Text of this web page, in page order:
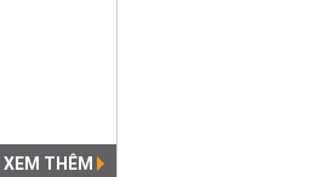
XEM THÊM